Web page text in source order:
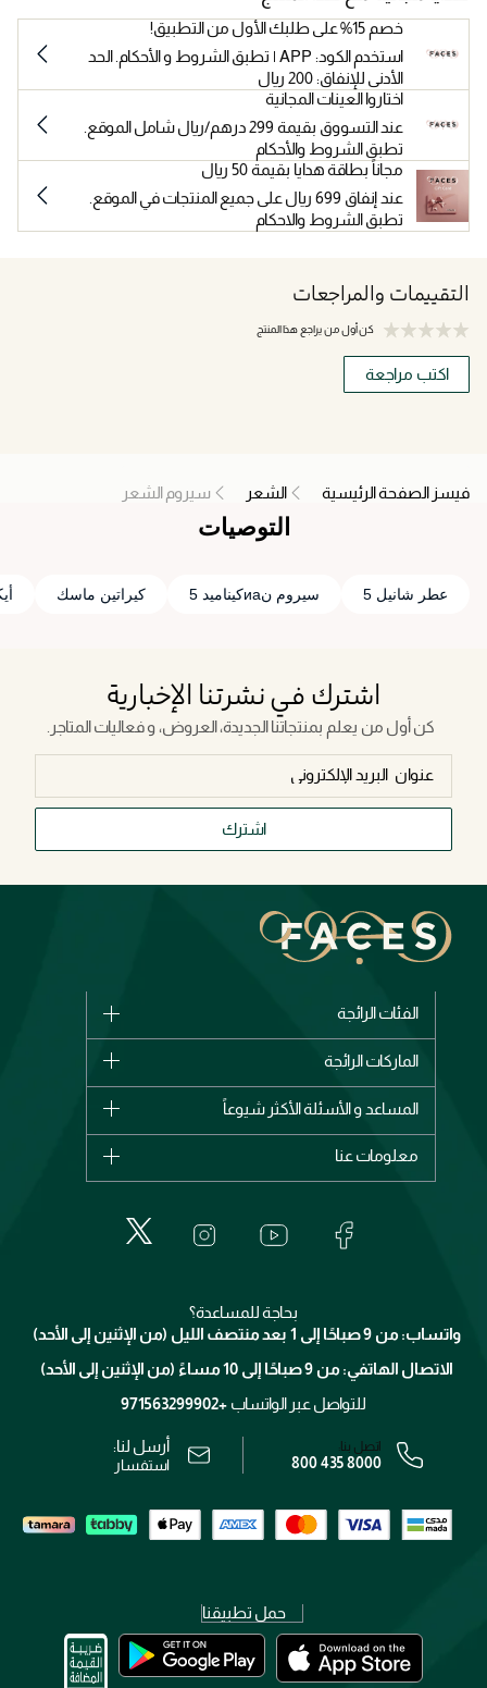
خصم 15% على طلبك الأول من التطبيق!
استخدم الكود: APP | تطبق الشروط و الأحكام. الحد
الأدنى للإنفاق: 200 ريال
اختاروا العينات المجانية
عند التسووق بقيمة 299 درهم/ريال شامل الموقع.
تطبق الشروط والأحكام
مجاناً بطاقة هدايا بقيمة 50 ريال
عند إنفاق 699 ريال على جميع المنتجات في الموقع.
تطبق الشروط والاحكام
التقييمات والمراجعات
كن أول من يراجع هذا المنتج
اكتب مراجعة
فيسز الصفحة الرئيسية الشعر سيروم الشعر
التوصيات
عطر شانيل 5 سيروم نиаكيناميد 5 كيراتين ماسك
اشترك في نشرتنا الإخبارية
كن أول من يعلم بمنتجاتنا الجديدة، العروض، و فعاليات المتاجر.
اشترك
الفئات الرائجة
الأكثر مبيعاً
اشترِ بطاقة هدية
الماركات الرائجة
بربري
إيف سان لوران
المساعد و الأسئلة الأكثر شيوعاً
الإرجاع
معلومات عنا
خدمات المعارض
برنامج الولاء ميوز
الوظائف
الشروط و الأحكام
رقم السجل التجاري: 7013320481 — صادر من وزارة التجارة
بحاجة للمساعدة؟
واتساب: من 9 صباحًا إلى 1 بعد منتصف الليل (من الإثنين إلى الأحد)
الاتصال الهاتفي: من 9 صباحًا إلى 10 مساءً (من الإثنين إلى الأحد)
للتواصل عبر الواتساب +971563299902
اتصل بنا:
800 435 8000
أرسل لنا:
استفسار
حمل تطبيقنا